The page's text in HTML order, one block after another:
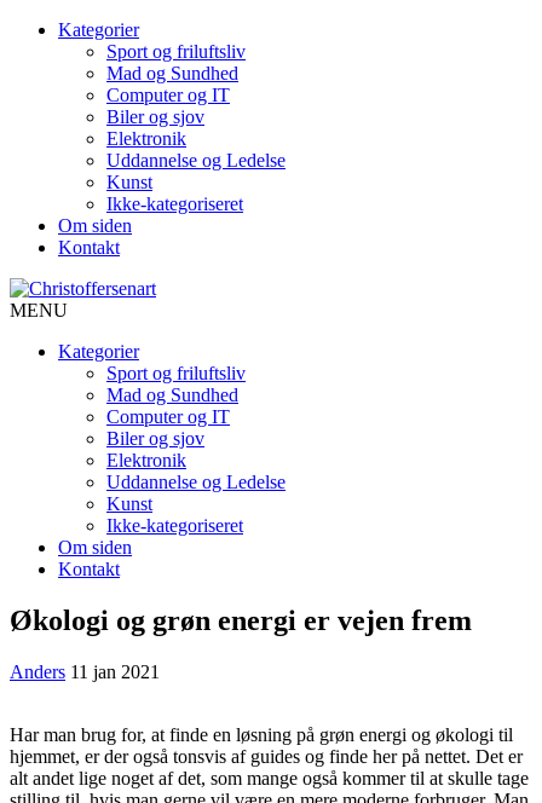
Kategorier
Sport og friluftsliv
Mad og Sundhed
Computer og IT
Biler og sjov
Elektronik
Uddannelse og Ledelse
Kunst
Ikke-kategoriseret
Om siden
Kontakt
MENU
Kategorier
Sport og friluftsliv
Mad og Sundhed
Computer og IT
Biler og sjov
Elektronik
Uddannelse og Ledelse
Kunst
Ikke-kategoriseret
Om siden
Kontakt
Økologi og grøn energi er vejen frem
Anders 11 jan 2021
Har man brug for, at finde en løsning på grøn energi og økologi til
hjemmet, er der også tonsvis af guides og finde her på nettet. Det er
alt andet lige noget af det, som mange også kommer til at skulle tage